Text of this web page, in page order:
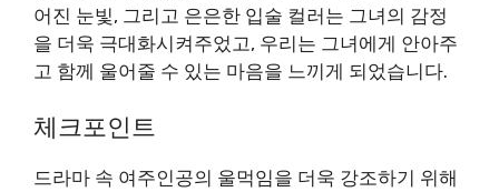
어진 눈빛, 그리고 은은한 입술 컬러는 그녀의 감정
을 더욱 극대화시켜주었고, 우리는 그녀에게 안아주
고 함께 울어줄 수 있는 마음을 느끼게 되었습니다.
체크포인트
드라마 속 여주인공의 울먹임을 더욱 강조하기 위해